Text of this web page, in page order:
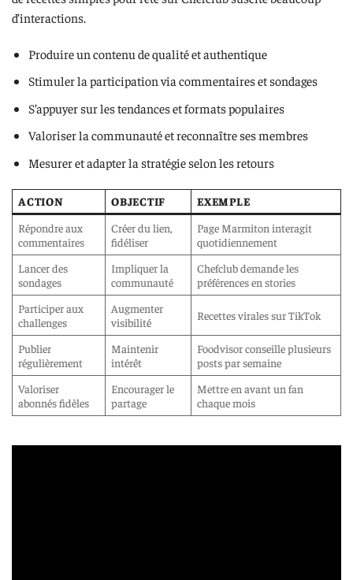
d’interactions.
Produire un contenu de qualité et authentique
Stimuler la participation via commentaires et sondages
S’appuyer sur les tendances et formats populaires
Valoriser la communauté et reconnaître ses membres
Mesurer et adapter la stratégie selon les retours
ACTION OBJECTIF
EXEMPLE
Répondre aux
commentaires
Créer du lien,
fidéliser
Page Marmiton interagit
quotidiennement
Lancer des
sondages
Impliquer la
communauté
Chefclub demande les
préférences en stories
Participer aux
challenges
Augmenter
visibilité
Recettes virales sur TikTok
Publier
régulièrement
Maintenir
intérêt
Foodvisor conseille plusieurs
posts par semaine
Valoriser
abonnés fidèles
Encourager le
partage
Mettre en avant un fan
chaque mois